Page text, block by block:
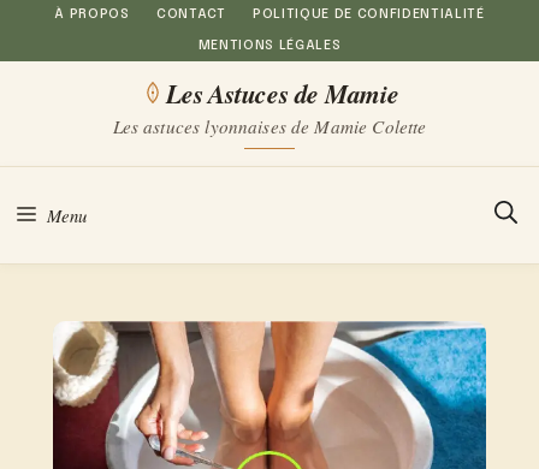
Aller
au
À PROPOS CONTACT POLITIQUE DE CONFIDENTIALITÉ
MENTIONS LÉGALES
Les Astuces de Mamie
Les astuces lyonnaises de Mamie Colette
Menu